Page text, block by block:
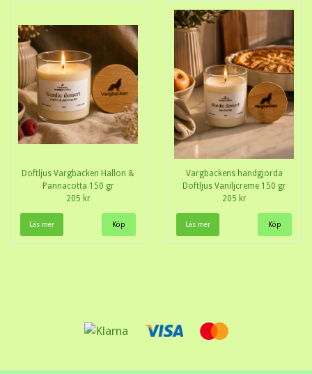
Doftljus Vargbacken Hallon &
Pannacotta 150 gr
205 kr
Läs mer
Vargbackens handgjorda
Doftljus Vaniljcreme 150 gr
205 kr
Läs mer